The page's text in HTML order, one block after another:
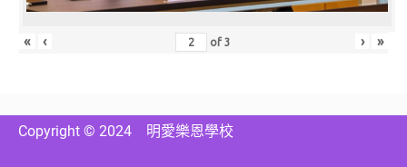
« ‹ of3 › »
Copyright © 2024 明愛樂恩學校